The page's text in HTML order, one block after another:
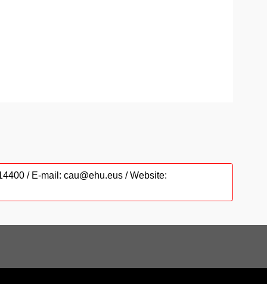
/ E-mail: cau@ehu.eus / Website: